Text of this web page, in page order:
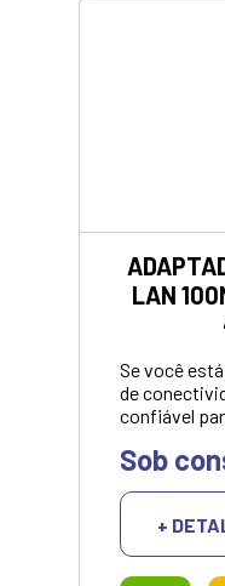
LAN
Se você
de
confiável
revolução
Com uma
poderosas,
projetado
Sob
+